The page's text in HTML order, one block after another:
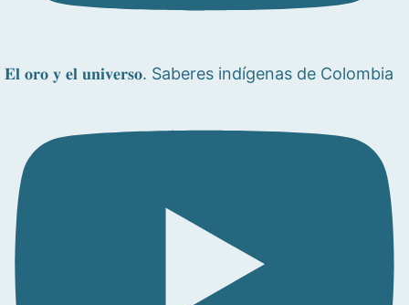
𝐄𝐥 𝐨𝐫𝐨 𝐲 𝐞𝐥 𝐮𝐧𝐢𝐯𝐞𝐫𝐬𝐨. Saberes indígenas de Colombia